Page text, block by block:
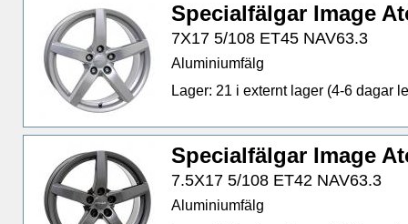
Specialfälgar Image
7X17 5/108 ET45 NAV63.3
Aluminiumfälg
Lager: 21 i externt lager (4-6 dagar
Specialfälgar Image
7.5X17 5/108 ET42 NAV63.3
Aluminiumfälg